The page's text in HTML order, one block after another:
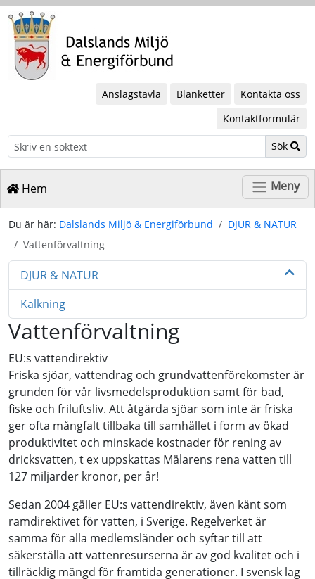
Anslagstavla Blanketter
Kontakta oss
Kontaktformulär
Sök
Sök
Hem Meny
Du är här: Dalslands Miljö & Energiförbund
DJUR & NATUR
Vattenförvaltning
DJUR & NATUR
Kalkning
Vattenförvaltning
EU:s vattendirektiv
Friska sjöar, vattendrag och grundvattenförekomster är
grunden för vår livsmedelsproduktion samt för bad,
fiske och friluftsliv. Att åtgärda sjöar som inte är friska
ger ofta mångfalt tillbaka till samhället i form av ökad
produktivitet och minskade kostnader för rening av
dricksvatten, t ex uppskattas Mälarens rena vatten till
127 miljarder kronor, per år!
Sedan 2004 gäller EU:s vattendirektiv, även känt som
ramdirektivet för vatten, i Sverige. Regelverket är
samma för alla medlemsländer och syftar till att
säkerställa att vattenresurserna är av god kvalitet och i
tillräcklig mängd för framtida generationer. I svensk lag